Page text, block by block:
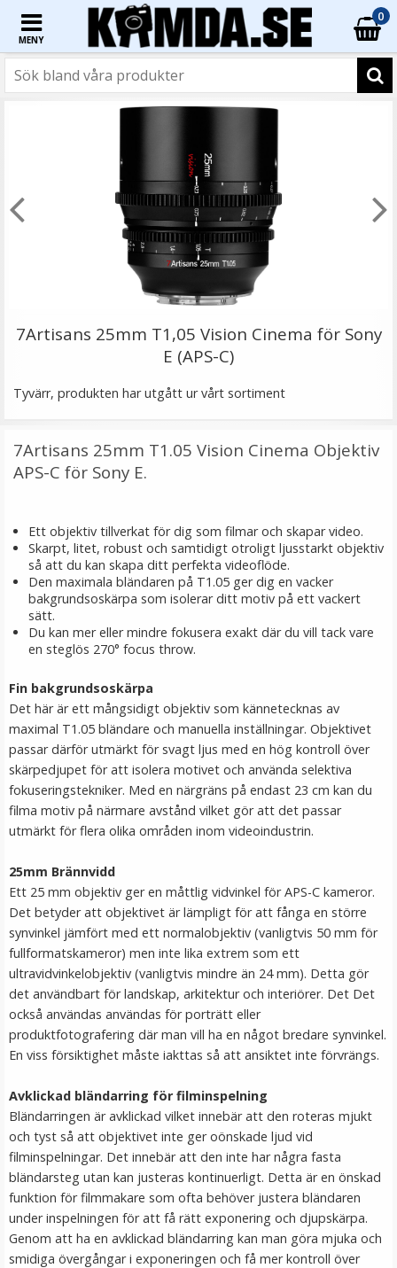
MENY
0
Blixtskoadapter med stativgänga
LÄGG I VARUKORG
59 kr
LÄGG I VARUKORG
Ulanzi Mobilhållare vridbar för stativ & blixtsko
★ ★★★★
149 kr
LÄGG I VARUKORG
7Artisans 25mm T1,05 Vision Cinema för Sony
E (APS-C)
Tyvärr, produkten har utgått ur vårt sortiment
7Artisans 25mm T1.05 Vision Cinema Objektiv
APS-C för Sony E.
Ett objektiv tillverkat för dig som filmar och skapar video.
Skarpt, litet, robust och samtidigt otroligt ljusstarkt objektiv
så att du kan skapa ditt perfekta videoflöde.
Den maximala bländaren på T1.05 ger dig en vacker
bakgrundsoskärpa som isolerar ditt motiv på ett vackert
sätt.
Du kan mer eller mindre fokusera exakt där du vill tack vare
en steglös 270° focus throw.
Fin bakgrundsoskärpa
Det här är ett mångsidigt objektiv som kännetecknas av
maximal T1.05 bländare och manuella inställningar. Objektivet
passar därför utmärkt för svagt ljus med en hög kontroll över
skärpedjupet för att isolera motivet och använda selektiva
fokuseringstekniker. Med en närgräns på endast 23 cm kan du
filma motiv på närmare avstånd vilket gör att det passar
utmärkt för flera olika områden inom videoindustrin.
25mm Brännvidd
Ett 25 mm objektiv ger en måttlig vidvinkel för APS-C kameror.
Det betyder att objektivet är lämpligt för att fånga en större
synvinkel jämfört med ett normalobjektiv (vanligtvis 50 mm för
fullformatskameror) men inte lika extrem som ett
ultravidvinkelobjektiv (vanligtvis mindre än 24 mm). Detta gör
det användbart för landskap, arkitektur och interiörer. Det Det
också användas användas för porträtt eller
produktfotografering där man vill ha en något bredare synvinkel.
En viss försiktighet måste iakttas så att ansiktet inte förvrängs.
Avklickad bländarring för filminspelning
Bländarringen är avklickad vilket innebär att den roteras mjukt
och tyst så att objektivet inte ger oönskade ljud vid
filminspelningar. Det innebär att den inte har några fasta
bländarsteg utan kan justeras kontinuerligt. Detta är en önskad
funktion för filmmakare som ofta behöver justera bländaren
under inspelningen för att få rätt exponering och djupskärpa.
Genom att ha en avklickad bländarring kan man göra mjuka och
smidiga övergångar i exponeringen och få mer kontroll över